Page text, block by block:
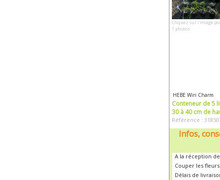
Cliquez sur l'image
1 photos
HEBE Wiri Charm
Conteneur de 5
30 à 40 cm de
Référence :
Infos,
A la réception
Couper les
Délais de